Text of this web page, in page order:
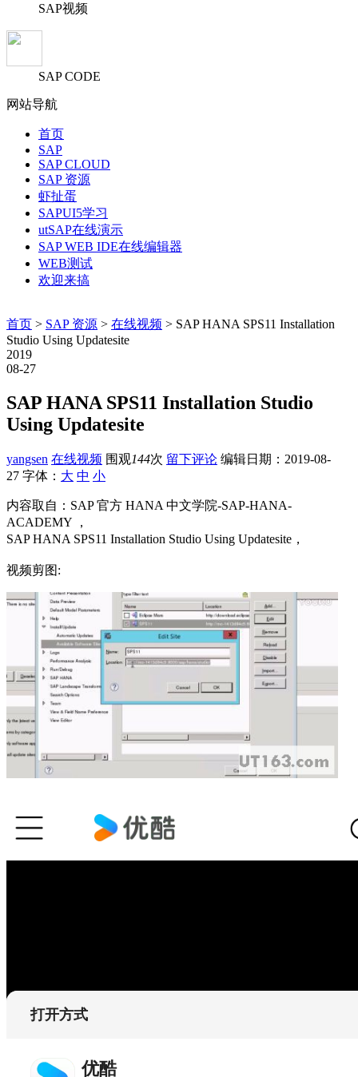
SAP视频
SAP CODE
网站导航
首页
SAP
SAP CLOUD
SAP 资源
虾扯蛋
SAPUI5学习
utSAP在线演示
SAP WEB IDE在线编辑器
WEB测试
欢迎来搞
首页 > SAP 资源 > 在线视频 > SAP HANA SPS11 Installation
Studio Using Updatesite
2019
08-27
SAP HANA SPS11 Installation Studio
Using Updatesite
yangsen 在线视频 围观144次 留下评论 编辑日期： 2019-08-
27 字体： 大 中 小
内容取自：SAP 官方 HANA 中文学院-SAP-HANA-
ACADEMY ，
SAP HANA SPS11 Installation Studio Using Updatesite，
视频剪图: